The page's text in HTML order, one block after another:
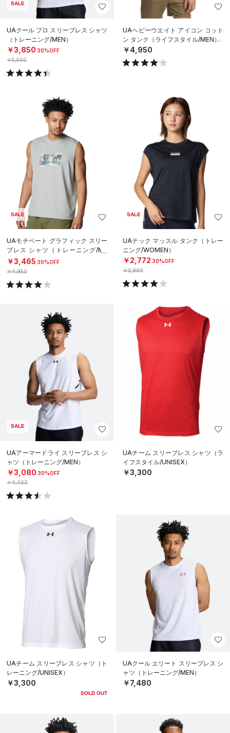
SALE
UAクール プロ スリーブレス シャツ
（トレーニング/MEN）
￥3,850 30%OFF
￥5,500
UAヘビーウエイト アイコン コット
ン タンク（ライフスタイル/MEN）
￥4,950
SALE
UAモチベート グラフィック スリー
ブレス シャツ（トレーニング/ME
N）
￥3,465 30%OFF
￥4,950
SALE
UAテック マッスル タンク（トレー
ニング/WOMEN）
￥2,772 30%OFF
￥3,960
SALE
UAアーマードライ スリーブレス シ
ャツ（トレーニング/MEN）
￥3,080 30%OFF
￥4,400
UAチーム スリーブレス シャツ（ラ
イフスタイル/UNISEX）
￥3,300
UAチーム スリーブレス シャツ（ト
レーニング/UNISEX）
￥3,300
SOLD OUT
UAクール エリート スリーブレス シ
ャツ（トレーニング/MEN）
￥7,480